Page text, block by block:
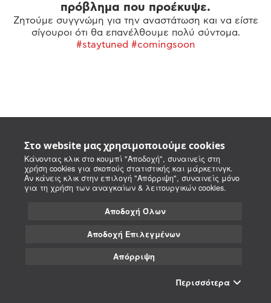
Στο website μας χρησιμοποιούμε cookies
Κάνοντας κλικ στο κουμπί "Αποδοχή", συναινείς στη
χρήση cookies για σκοπούς στατιστικής και μάρκετινγκ.
Αν κάνεις κλικ στην επιλογή "Απόρριψη", συναινείς μόνο
για τη χρήση των αναγκαίων & λειτουργικών cookies.
Αποδοχή Όλων
Αποδοχή Επιλεγμένων
Απόρριψη
Περισσότερα
πρόβλημα που προέκυψε.
Ζητούμε συγγνώμη για την αναστάτωση και να είστε
σίγουροι ότι θα επανέλθουμε πολύ σύντομα.
#staytuned #comingsoon